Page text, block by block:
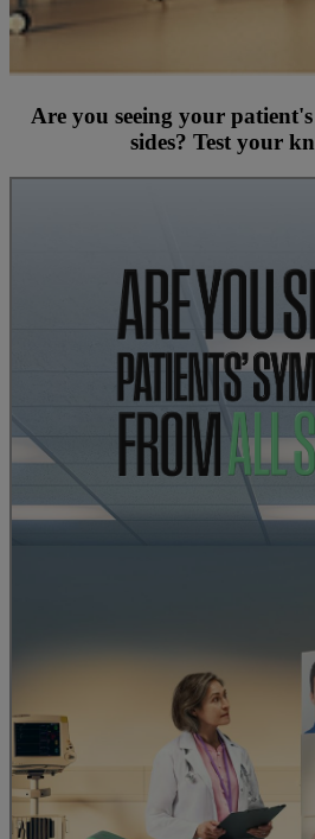
Are you seeing your
sides? Test your